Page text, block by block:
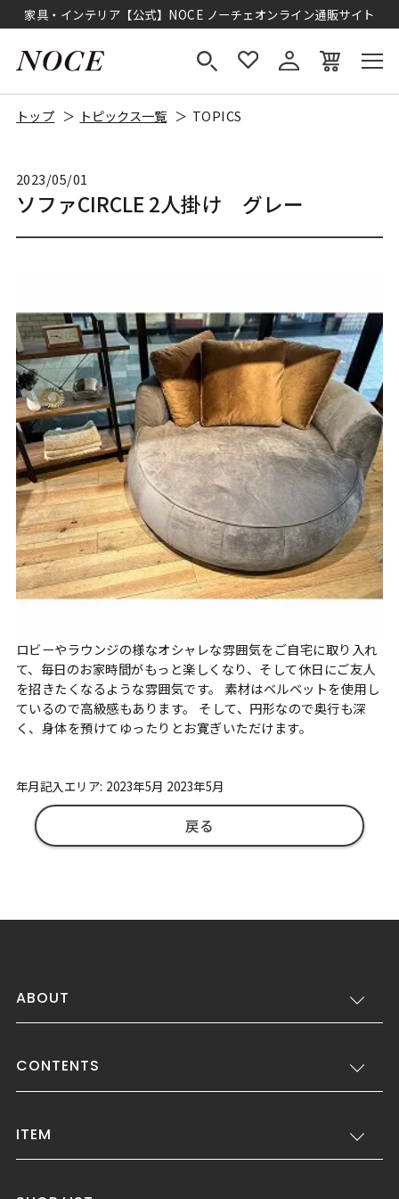
家具・インテリア【公式】NOCE ノーチェオンライン通販サイト
トップ トピックス一覧 TOPICS
2023/05/01
ソファCIRCLE 2人掛け グレー
ロビーやラウンジの様なオシャレな雰囲気をご自宅に取り入れ
て、毎日のお家時間がもっと楽しくなり、そして休日にご友人
を招きたくなるような雰囲気です。 素材はベルベットを使用し
ているので高級感もあります。 そして、円形なので奥行も深
く、身体を預けてゆったりとお寛ぎいただけます。
年月記入エリア: 2023年5月 2023年5月
戻る
ABOUT
CONTENTS
ITEM